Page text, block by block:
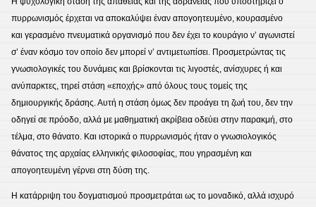
πυρρωνισμός έρχεται να αποκαλύψει έναν απογοητευμένο, κουρασμένο
και γερασμένο πνευματικά οργανισμό που δεν έχει το κουράγιο ν’ αγωνιστεί
σ’ έναν κόσμο τον οποίο δεν μπορεί ν’ αντιμετωπίσει. Προσμετρώντας τις
γνωσιολογικές του δυνάμεις και βρίσκονται τις λιγοστές, ανίσχυρες ή και
ανύπαρκτες, τηρεί στάση «εποχής» από όλους τους τομείς της
δημιουργικής δράσης. Αυτή η στάση όμως δεν προάγει τη ζωή του, δεν την
οδηγεί σε πρόοδο, αλλά με μαθηματική ακρίβεια οδεύει στην παρακμή, στο
τέλμα, στο θάνατο. Και ιστορικά ο πυρρωνισμός ήταν ο γνωσιολογικός
θάνατος της αρχαίας ελληνικής φιλοσοφίας, που γηρασμένη και
απογοητευμένη γέρνει στη δύση της.
Η κατάρριψη του δογματισμού προσμετράται ως το μοναδικό, αλλά ισχυρό